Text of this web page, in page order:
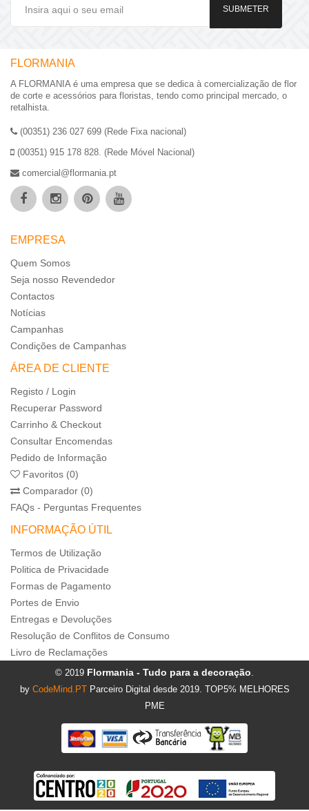
SUBMETER
FLORMANIA
A FLORMANIA é uma empresa que se dedica à comercialização de flor
de corte e acessórios para floristas, tendo como principal mercado, o
retalhista.
(00351) 236 027 699 (Rede Fixa nacional)
(00351) 915 178 828. (Rede Móvel Nacional)
comercial@flormania.pt
EMPRESA
Quem Somos
Seja nosso Revendedor
Contactos
Notícias
Campanhas
Condições de Campanhas
ÁREA DE CLIENTE
Registo / Login
Recuperar Password
Carrinho & Checkout
Consultar Encomendas
Pedido de Informação
Favoritos (0)
Comparador (0)
FAQs - Perguntas Frequentes
INFORMAÇÃO ÚTIL
Termos de Utilização
Politica de Privacidade
Formas de Pagamento
Portes de Envio
Entregas e Devoluções
Resolução de Conflitos de Consumo
Livro de Reclamações
© 2019 Flormania - Tudo para a decoração.
by CodeMind.PT Parceiro Digital desde 2019. TOP5% MELHORES
PME